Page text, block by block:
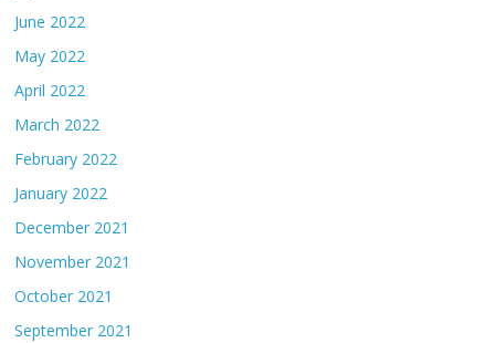
June 2022
May 2022
April 2022
March 2022
February 2022
January 2022
December 2021
November 2021
October 2021
September 2021